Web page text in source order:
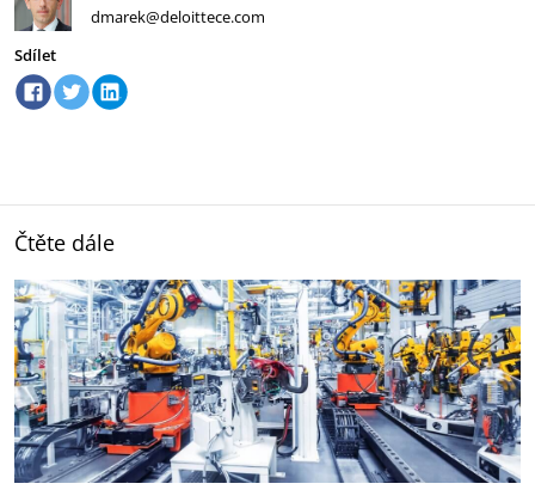
dmarek@deloittece.com
Sdílet
Čtěte dále